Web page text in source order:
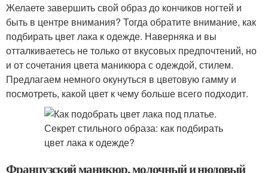
Желаете завершить свой образ до кончиков ногтей и
быть в центре внимания? Тогда обратите внимание, как
подбирать цвет лака к одежде. Наверняка и вы
отталкиваетесь не только от вкусовых предпочтений, но
и от сочетания цвета маникюра с одеждой, стилем.
Предлагаем немного окунуться в цветовую гамму и
посмотреть, какой цвет к чему больше всего подходит.
Французский маникюр, молочный и нюдовый